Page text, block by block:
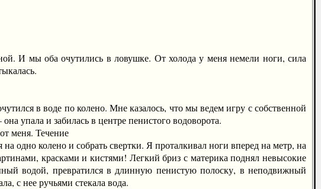
И мы оба очутились в ловушке. От холода у меня немели ноги, сила
в воде по колено. Мне казалось, что мы ведем игру с собственной
упала и забилась в центре пенистого водоворота.
меня. Течение
одно колено и собрать свертки. Я проталкивал ноги вперед на метр, на
красками и кистями! Легкий бриз с материка поднял невысокие
водой, превратился в длинную пенистую полоску, в неподвижный
с нее ручьями стекала вода.